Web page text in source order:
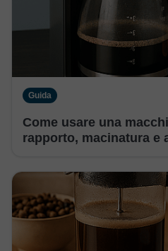
Guida
Come usare una
rapporto, macinatura e